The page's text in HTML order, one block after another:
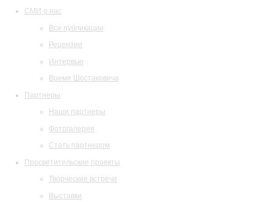
СМИ о нас
Все публикации
Рецензии
Интервью
Время Шостаковича
Партнеры
Наши партнеры
Фотогалерея
Стать партнером
Просветительские проекты
Творческие встречи
Выставки